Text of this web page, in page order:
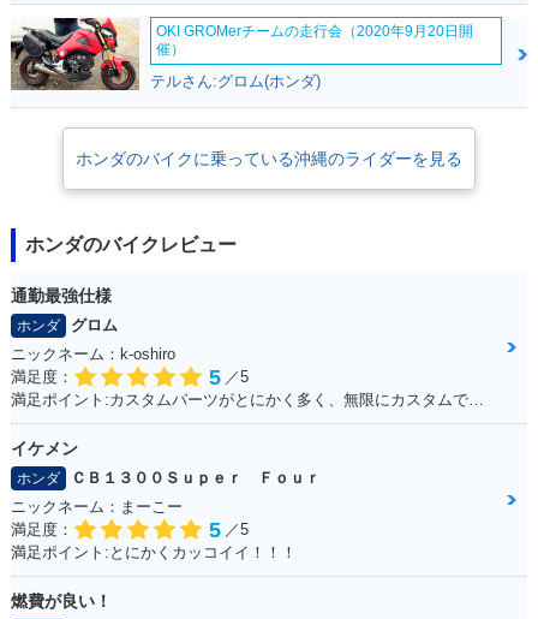
ンジ
2007年 FORZA Z S
Package・追加
加
2006年 FORZA Z A
BS・マイナーチェン
ジ
2006年 FORZA Z・
マイナーチェンジ
pecial・特別・限定
OKI GROMerチームの走行会（2020年9月20日開
催）
テルさん:グロム(ホンダ)
ホンダのバイクに乗っている沖縄のライダーを見る
ホンダのバイクレビュー
通勤最強仕様
ホンダ
グロム
ニックネーム：k-oshiro
満足度：
5 ／5
満足ポイント:カスタムパーツがとにかく多く、無限にカスタムできる。
イケメン
ホンダ
ＣＢ１３００Ｓｕｐｅｒ Ｆｏｕｒ
ニックネーム：まーこー
満足度：
5 ／5
満足ポイント:とにかくカッコイイ！！！
燃費が良い！